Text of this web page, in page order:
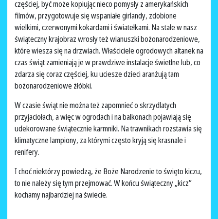
częściej, być może kopiując nieco pomysły z amerykańskich
filmów, przygotowuje się wspaniałe girlandy, zdobione
wielkimi, czerwonymi kokardami i światełkami. Na stałe w nasz
świąteczny krajobraz wrosły też wianuszki bożonarodzeniowe,
które wiesza się na drzwiach. Właściciele ogrodowych altanek na
czas świąt zamieniają je w prawdziwe instalacje świetlne lub, co
zdarza się coraz częściej, ku uciesze dzieci aranżują tam
bożonarodzeniowe żłóbki.
W czasie świąt nie można też zapomnieć o skrzydlatych
przyjaciołach, a więc w ogrodach i na balkonach pojawiają się
udekorowane świątecznie karmniki. Na trawnikach rozstawia się
klimatyczne lampiony, za którymi często kryją się krasnale i
renifery.
I choć niektórzy powiedzą, że Boże Narodzenie to święto kiczu,
to nie należy się tym przejmować. W końcu świąteczny „kicz”
kochamy najbardziej na świecie.